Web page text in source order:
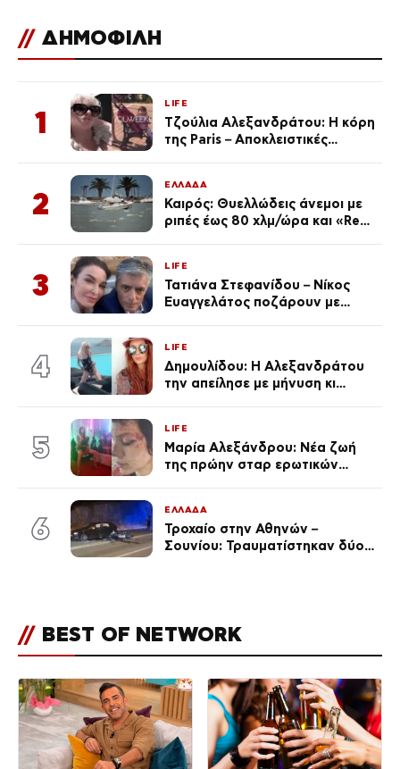
// ΔΗΜΟΦΙΛΗ
1
LIFE
Τζούλια Αλεξανδράτου: Η κόρη
της Paris – Αποκλειστικές
2
ΕΛΛΑΔΑ
Καιρός: Θυελλώδεις άνεμοι με
ριπές έως 80 χλμ/ώρα και «Red
3
LIFE
Τατιάνα Στεφανίδου – Νίκος
Ευαγγελάτος ποζάρουν με
4
LIFE
Δημουλίδου: Η Αλεξανδράτου
την απείλησε με μήνυση κι
ποια είσαι σοκαρίστικα»
5
LIFE
Μαρία Αλεξάνδρου: Νέα ζωή
της πρώην σταρ ερωτικών
(Φωτογραφίες)
6
ΕΛΛΑΔΑ
Τροχαίο στην Αθηνών –
Σουνίου: Τραυματίστηκαν δύο
// BEST OF NETWORK